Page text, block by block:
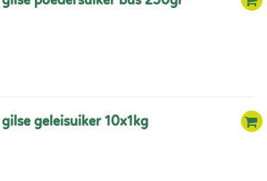
gilse geleisuiker 10x1kg